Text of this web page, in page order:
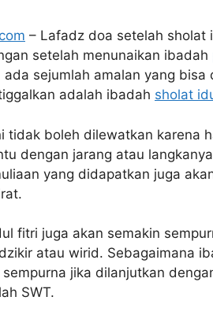
– Lafadz doa setelah sholat
setelah menunaikan ibadah
ada sejumlah amalan yang
adalah ibadah sholat
tidak boleh dilewatkan karena
dengan jarang atau
yang didapatkan juga
fitri juga akan semakin
atau wirid. Sebagaimana
sempurna jika dilanjutkan
SWT.